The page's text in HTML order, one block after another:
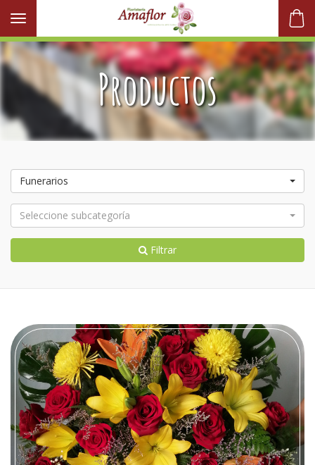
Toggle navigation
Productos
Funerarios
Seleccione subcategoría
Filtrar